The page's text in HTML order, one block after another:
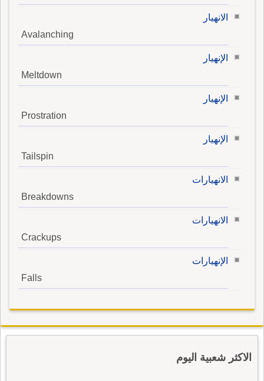
الانهيار
Avalanching
الإنهيار
Meltdown
الإنهيار
Prostration
الإنهيار
Tailspin
الانهيارات
Breakdowns
الانهيارات
Crackups
الإنهيارات
Falls
الاكثر شعبية اليوم